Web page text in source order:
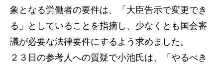
象となる労働者の要件は、「大臣告示で変更でき
る」としていることを指摘し、少なくとも国会審
議が必要な法律要件にするよう求めました。
２３日の参考人への質疑で小池氏は、「やるべき